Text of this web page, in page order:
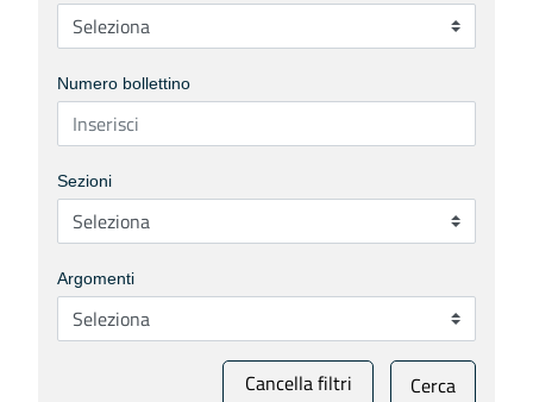
Numero bollettino
Sezioni
Argomenti
Cancella filtri Cerca